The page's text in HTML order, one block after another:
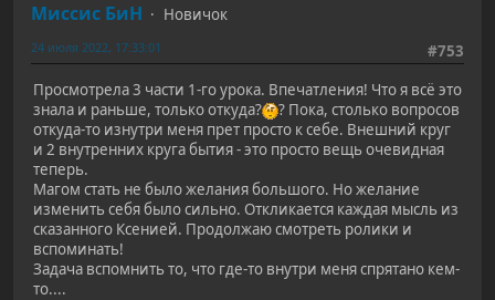
Миссис БиН
Новичок
#753
24 июля 2022, 17:33:01
Просмотрела 3 части 1-го урока. Впечатления! Что я всё это
знала и раньше, только откуда?
? Пока, столько вопросов
откуда-то изнутри меня прет просто к себе. Внешний круг
и 2 внутренних круга бытия - это просто вещь очевидная
теперь.
Магом стать не было желания большого. Но желание
изменить себя было сильно. Откликается каждая мысль из
сказанного Ксенией. Продолжаю смотреть ролики и
вспоминать!
Задача вспомнить то, что где-то внутри меня спрятано кем-
то....